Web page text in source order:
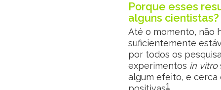
Porque esses
alguns cientistas?
Até o momento, não
suficientemente
por todos os
experimentos in vitro
algum efeito, e cerca
1